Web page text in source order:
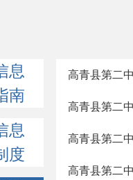
息
南
息
度
高青县第二
高青县第二
高青县第二
高青县第二